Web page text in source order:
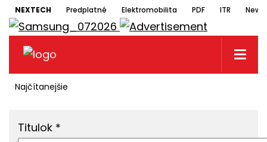
NEXTECH Predplatné Elektromobilita PDF ITR
Najčítanejšie
Titulok *